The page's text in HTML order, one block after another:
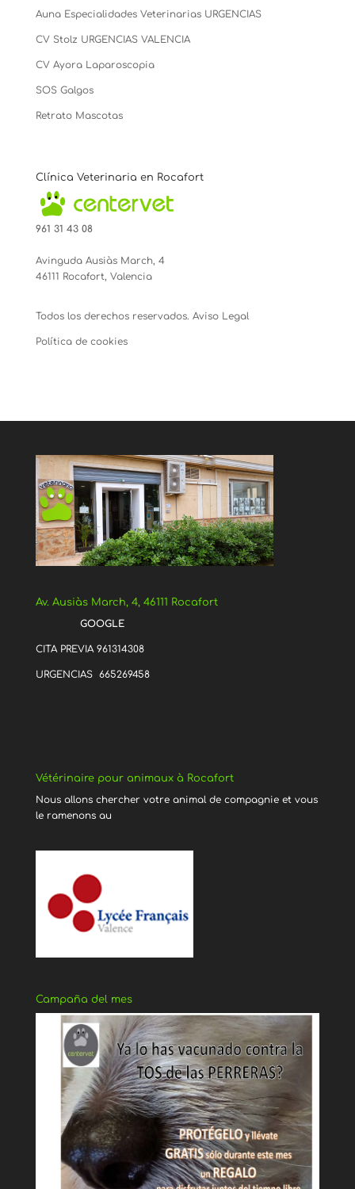
Auna Especialidades Veterinarias URGENCIAS
CV Stolz URGENCIAS VALENCIA
CV Ayora Laparoscopia
SOS Galgos
Retrato Mascotas
Clínica Veterinaria en Rocafort
961 31 43 08
Avinguda Ausiàs March, 4
46111 Rocafort, Valencia
Todos los derechos reservados. Aviso Legal
Política de cookies
Av. Ausiàs March, 4, 46111 Rocafort
GOOGLE
CITA PREVIA 961314308
URGENCIAS 665269458
Vétérinaire pour animaux à Rocafort
Nous allons chercher votre animal de compagnie et vous
le ramenons au
Campaña del mes